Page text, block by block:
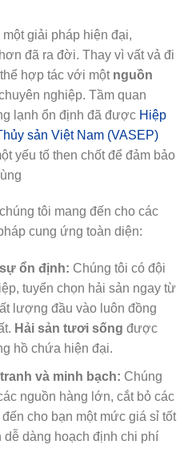
giải pháp hiện đại,
đã ra đời. Thay vì vất vả đi
hợp tác với một nguồn
nghiệp. Tầm quan
lạnh ổn định đã được Hiệp
sản Việt Nam (VASEP)
yếu tố then chốt để đảm bảo
tôi mang đến cho các
cung ứng toàn diện:
ổn định: Chúng tôi có đội
tuyển chọn hải sản ngay từ
lượng đầu vào luôn đồng
Hải sản tươi sống được
hồ chứa hiện đại.
và minh bạch: Chúng
nguồn hàng lớn, cắt bỏ các
cho bạn một mức giá sỉ tốt
dễ dàng hoạch định chi phí